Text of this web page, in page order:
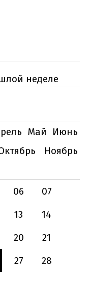
неделе
Май
Июнь
Ноябрь
06
07
13
14
20
21
27
28